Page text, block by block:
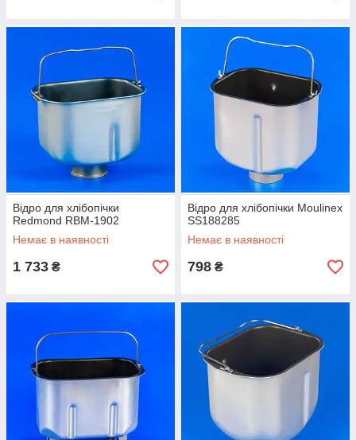
Відро для хлібопічки
Redmond RBM-1902
Немає в наявності
1 733 ₴
Відро для хлібопічки Moulinex
SS188285
Немає в наявності
798 ₴